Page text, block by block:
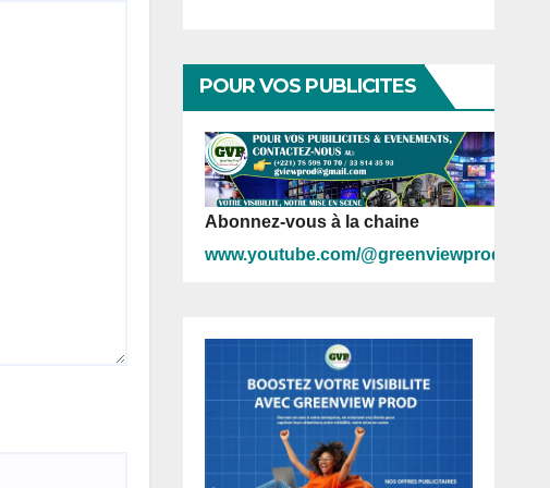
POUR VOS PUBLICITES
Abonnez-vous à la chaine
www.youtube.com/@greenviewprod